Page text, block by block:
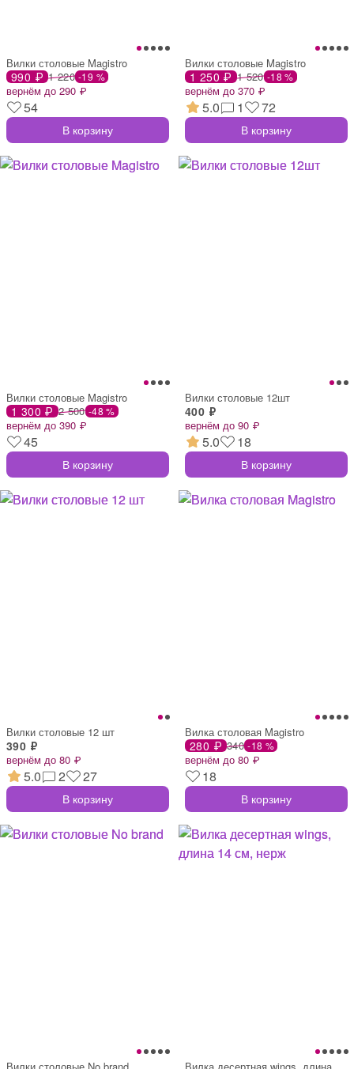
Вилки столовые Magistro
990 ₽ 1 220 -19 %
вернём до 290 ₽
54
В корзину
Вилки столовые Magistro
1 250 ₽ 1 520 -18 %
вернём до 370 ₽
5.0 1 72
В корзину
Вилки столовые Magistro
1 300 ₽ 2 500 -48 %
вернём до 390 ₽
45
В корзину
Вилки столовые 12шт
400 ₽
вернём до 90 ₽
5.0 18
В корзину
Вилки столовые 12 шт
390 ₽
вернём до 80 ₽
5.0 2 27
В корзину
Вилка столовая Magistro
280 ₽ 340 -18 %
вернём до 80 ₽
18
В корзину
Вилки столовые No brand